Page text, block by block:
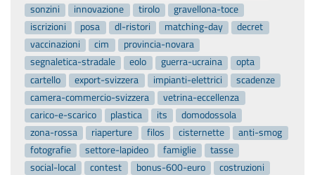
sonzini
innovazione tirolo
gravellona-toce
iscrizioni
posa dl-ristori matching-day
decret
vaccinazioni
cim
provincia-novara
segnaletica-stradale
eolo guerra-ucraina
opta
cartello
export-svizzera impianti-elettrici
scadenze
camera-commercio-svizzera
vetrina-eccellenza
carico-e-scarico
plastica its
domodossola
zona-rossa
riaperture filos cisternette
anti-smog
fotografie
settore-lapideo famiglie
tasse
social-local
contest bonus-600-euro
costruzioni